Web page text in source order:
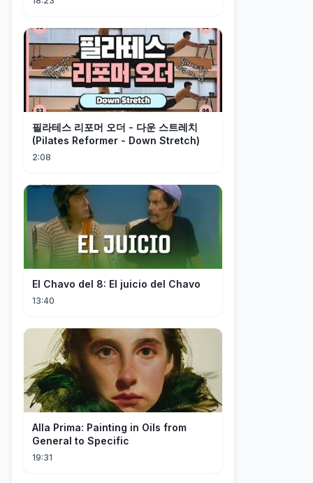
필라테스 리포머 오더 - 다운 스트레치
(Pilates Reformer - Down Stretch)
2:08
El Chavo del 8: El juicio del Chavo
13:40
Alla Prima: Painting in Oils from
General to Specific
19:31